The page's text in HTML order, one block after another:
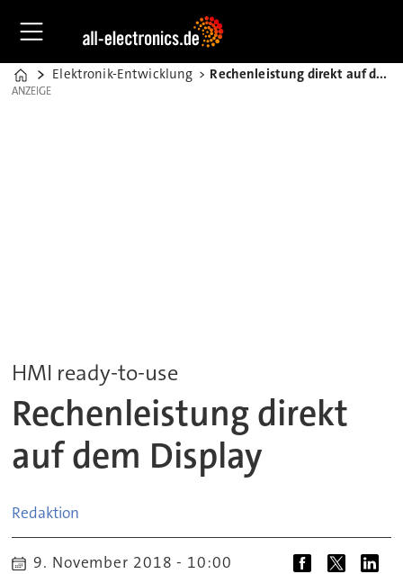
Home
Elektronik-Entwicklung Rechenleistung direkt auf dem Display
ANZEIGE
ANZEIGE
HMI ready-to-use
Rechenleistung direkt
auf dem Display
Redaktion
9. November 2018 - 10:00